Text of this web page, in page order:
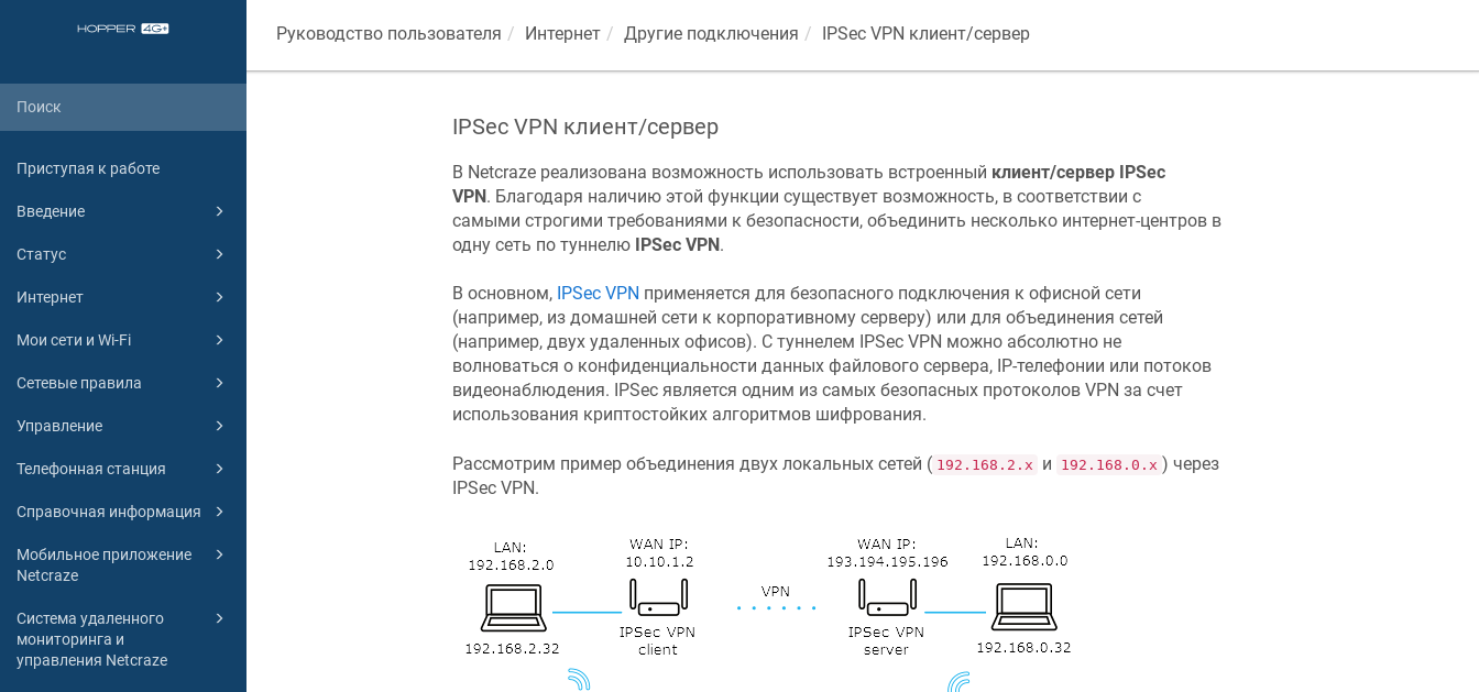
Приступая к работе
Введение
Статус
Интернет
Мои сети и Wi-Fi
Сетевые правила
Управление
Телефонная станция
Справочная информация
Мобильное приложение
Netcraze
Система удаленного
мониторинга и
управления Netcraze
Руководство пользователя Интернет Другие подключения IPSec VPN клиент/сервер
IPSec VPN клиент/сервер
В Netcrazeреализована возможность использовать встроенный клиент/сервер IPSec
VPN. Благодаря наличию этой функции существует возможность, в соответствии с
самыми строгими требованиями к безопасности, объединить несколько интернет-центров в
одну сеть по туннелю IPSec VPN.
В основном, IPSec VPN применяется для безопасного подключения к офисной сети
(например, из домашней сети к корпоративному серверу) или для объединения сетей
(например, двух удаленных офисов). С туннелем IPSec VPN можно абсолютно не
волноваться о конфиденциальности данных файлового сервера, IP-телефонии или потоков
видеонаблюдения. IPSec является одним из самых безопасных протоколов VPN за счет
использования криптостойких алгоритмов шифрования.
Рассмотрим пример объединения двух локальных сетей ( 192.168.2.x и 192.168.0.x ) через
IPSec VPN.